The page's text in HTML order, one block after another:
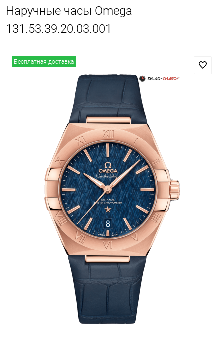
Наручные часы Omega
131.53.39.20.03.001
Бесплатная доставка